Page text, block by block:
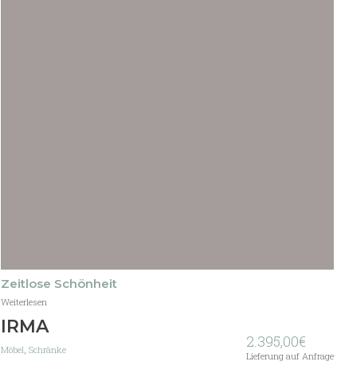
Zeitlose Schönheit
Weiterlesen
IRMA
Möbel Schränke 2.395,00€
Lieferung auf Anfrage